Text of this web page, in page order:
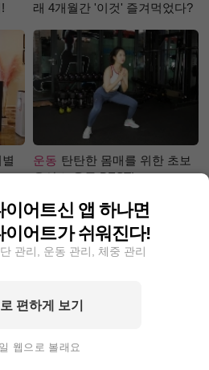
래 4개월간 '이것' 즐겨먹었다?
만
운동 탄탄한 몸매를 위한 초보
유산소 운동 BEST!
탄
로 빼는 데 1달 걸려! 폭풍감량
이어트신 앱 하나면
이어트가 쉬워진다!
관리, 운동 관리, 체중 관리
편하게 보기
웹으로 볼래요